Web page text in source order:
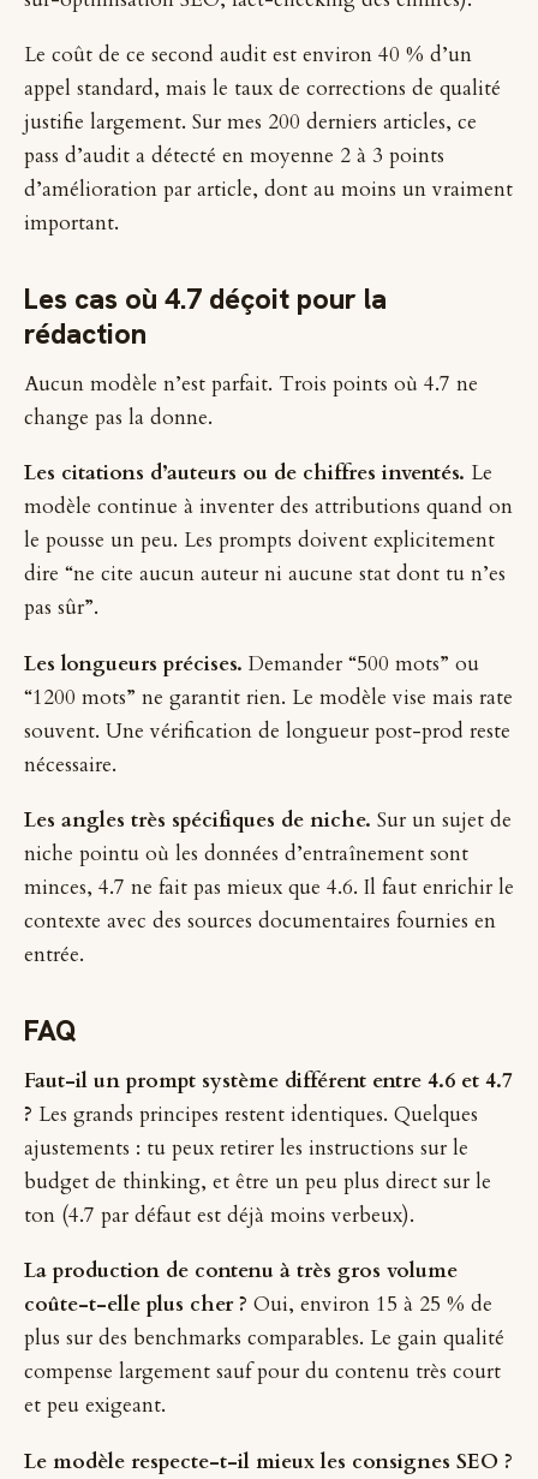
Le coût de ce second audit est environ 40 % d’un
appel standard, mais le taux de corrections de qualité
justifie largement. Sur mes 200 derniers articles, ce
pass d’audit a détecté en moyenne 2 à 3 points
d’amélioration par article, dont au moins un vraiment
important.
Les cas où 4.7 déçoit pour la
rédaction
Aucun modèle n’est parfait. Trois points où 4.7 ne
change pas la donne.
Les citations d’auteurs ou de chiffres inventés. Le
modèle continue à inventer des attributions quand on
le pousse un peu. Les prompts doivent explicitement
dire “ne cite aucun auteur ni aucune stat dont tu n’es
pas sûr”.
Les longueurs précises. Demander “500 mots” ou
“1200 mots” ne garantit rien. Le modèle vise mais rate
souvent. Une vérification de longueur post-prod reste
nécessaire.
Les angles très spécifiques de niche. Sur un sujet de
niche pointu où les données d’entraînement sont
minces, 4.7 ne fait pas mieux que 4.6. Il faut enrichir le
contexte avec des sources documentaires fournies en
entrée.
FAQ
Faut-il un prompt système différent entre 4.6 et 4.7
? Les grands principes restent identiques. Quelques
ajustements : tu peux retirer les instructions sur le
budget de thinking, et être un peu plus direct sur le
ton (4.7 par défaut est déjà moins verbeux).
La production de contenu à très gros volume
coûte-t-elle plus cher ? Oui, environ 15 à 25 % de
plus sur des benchmarks comparables. Le gain qualité
compense largement sauf pour du contenu très court
et peu exigeant.
Le modèle respecte-t-il mieux les consignes SEO ?